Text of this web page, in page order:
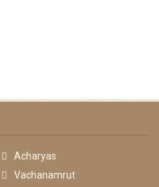
Acharyas
Vachanamrut